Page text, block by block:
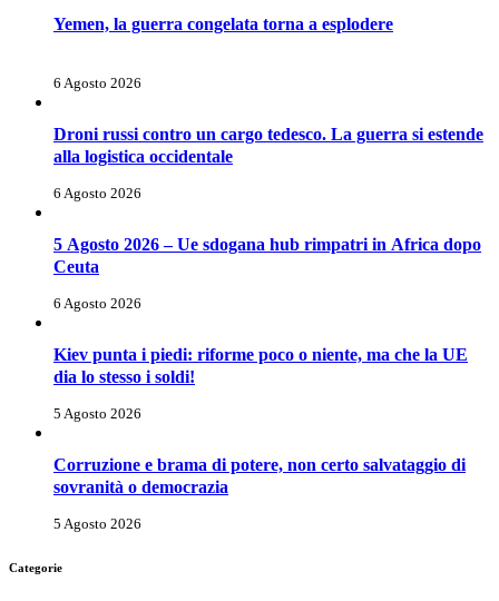
Yemen, la guerra congelata torna a esplodere
6 Agosto 2026
Droni russi contro un cargo tedesco. La guerra si estende
alla logistica occidentale
6 Agosto 2026
5 Agosto 2026 – Ue sdogana hub rimpatri in Africa dopo
Ceuta
6 Agosto 2026
Kiev punta i piedi: riforme poco o niente, ma che la UE
dia lo stesso i soldi!
5 Agosto 2026
Corruzione e brama di potere, non certo salvataggio di
sovranità o democrazia
5 Agosto 2026
Categorie